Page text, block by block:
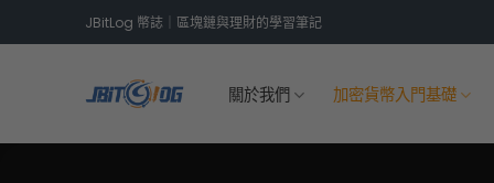
to
JBitLog 幣誌｜區塊鏈與理財的學習筆記
關於我們 加密貨幣入門基礎